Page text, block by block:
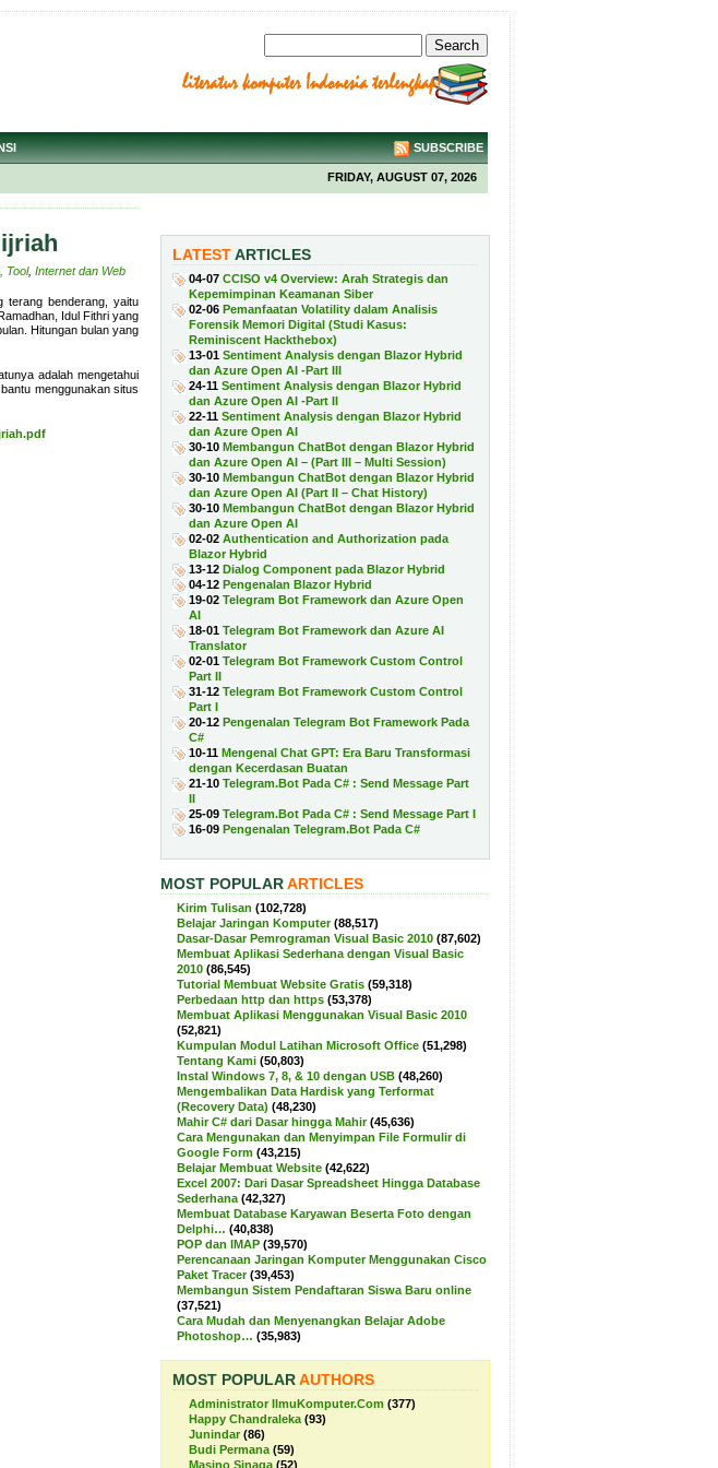
SUBSCRIBE
FRIDAY, AUGUST 07, 2026
Tool, Internet dan Web
terang benderang, yaitu
Idul Fithri yang
Hitungan bulan yang
adalah mengetahui
menggunakan situs
LATESTARTICLES
04-07 CCISO v4 Overview: Arah Strategis dan
Kepemimpinan Keamanan Siber
02-06 Pemanfaatan Volatility dalam Analisis
Forensik Memori Digital (Studi Kasus:
Reminiscent Hackthebox)
13-01 Sentiment Analysis dengan Blazor Hybrid
dan Azure Open AI -Part III
24-11 Sentiment Analysis dengan Blazor Hybrid
dan Azure Open AI -Part II
22-11 Sentiment Analysis dengan Blazor Hybrid
dan Azure Open AI
30-10 Membangun ChatBot dengan Blazor Hybrid
dan Azure Open AI – (Part III – Multi Session)
30-10 Membangun ChatBot dengan Blazor Hybrid
dan Azure Open AI (Part II – Chat History)
30-10 Membangun ChatBot dengan Blazor Hybrid
dan Azure Open AI
02-02 Authentication and Authorization pada
Blazor Hybrid
13-12 Dialog Component pada Blazor Hybrid
04-12 Pengenalan Blazor Hybrid
19-02 Telegram Bot Framework dan Azure Open
AI
18-01 Telegram Bot Framework dan Azure AI
Translator
02-01 Telegram Bot Framework Custom Control
Part II
31-12 Telegram Bot Framework Custom Control
Part I
20-12 Pengenalan Telegram Bot Framework Pada
C#
10-11 Mengenal Chat GPT: Era Baru Transformasi
dengan Kecerdasan Buatan
21-10 Telegram.Bot Pada C# : Send Message Part
II
25-09 Telegram.Bot Pada C# : Send Message Part I
16-09 Pengenalan Telegram.Bot Pada C#
MOST POPULARARTICLES
Kirim Tulisan (102,728)
Belajar Jaringan Komputer (88,517)
Dasar-Dasar Pemrograman Visual Basic 2010 (87,602)
Membuat Aplikasi Sederhana dengan Visual Basic
2010 (86,545)
Tutorial Membuat Website Gratis (59,318)
Perbedaan http dan https (53,378)
Membuat Aplikasi Menggunakan Visual Basic 2010
(52,821)
Kumpulan Modul Latihan Microsoft Office (51,298)
Tentang Kami (50,803)
Instal Windows 7, 8, & 10 dengan USB (48,260)
Mengembalikan Data Hardisk yang Terformat
(Recovery Data) (48,230)
Mahir C# dari Dasar hingga Mahir (45,636)
Cara Mengunakan dan Menyimpan File Formulir di
Google Form (43,215)
Belajar Membuat Website (42,622)
Excel 2007: Dari Dasar Spreadsheet Hingga Database
Sederhana (42,327)
Membuat Database Karyawan Beserta Foto dengan
Delphi… (40,838)
POP dan IMAP (39,570)
Perencanaan Jaringan Komputer Menggunakan Cisco
Paket Tracer (39,453)
Membangun Sistem Pendaftaran Siswa Baru online
(37,521)
Cara Mudah dan Menyenangkan Belajar Adobe
Photoshop… (35,983)
MOST POPULARAUTHORS
Administrator IlmuKomputer.Com (377)
Happy Chandraleka (93)
Junindar (86)
Budi Permana (59)
Masino Sinaga (52)